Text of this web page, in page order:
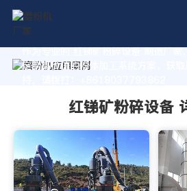
作为专业的 红锑矿粉碎设备 制造厂家
定制高价值的粉体加工系统方案。获取
红锑矿粉碎设备